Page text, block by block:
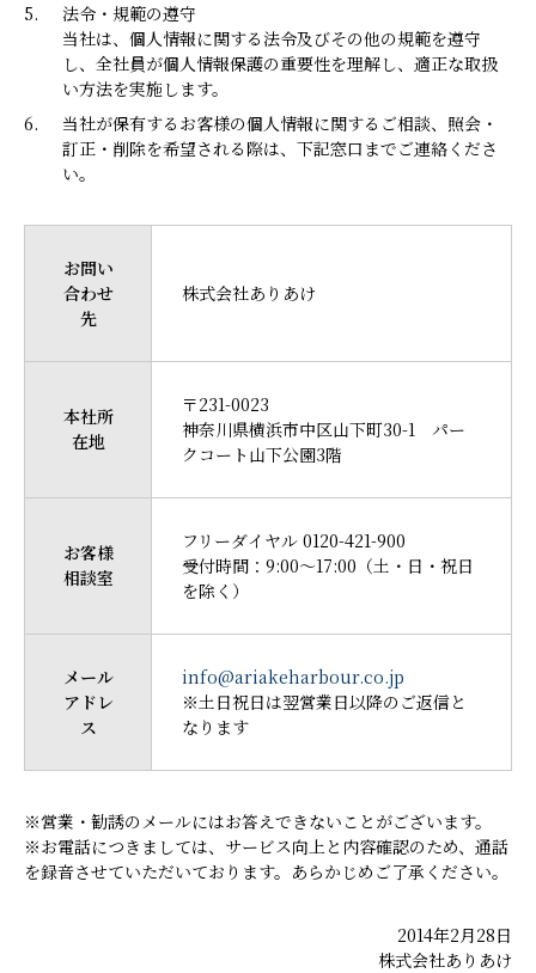
5.
法令・規範の遵守
当社は、個人情報に関する法令及びその他の規範を遵守
し、全社員が個人情報保護の重要性を理解し、適正な取扱
い方法を実施します。
6.
当社が保有するお客様の個人情報に関するご相談、照会・
訂正・削除を希望される際は、下記窓口までご連絡くださ
い。
お問い
合わせ
先
株式会社ありあけ
本社所
在地
〒231-0023
神奈川県横浜市中区山下町30-1 パー
クコート山下公園3階
お客様
相談室
フリーダイヤル 0120-421-900
受付時間：9:00～17:00（土・日・祝日
を除く）
メール
アドレ
ス
info@ariakeharbour.co.jp
※土日祝日は翌営業日以降のご返信と
なります
※営業・勧誘のメールにはお答えできないことがございます。
※お電話につきましては、サービス向上と内容確認のため、通話
を録音させていただいております。あらかじめご了承ください。
2014年2月28日
株式会社ありあけ